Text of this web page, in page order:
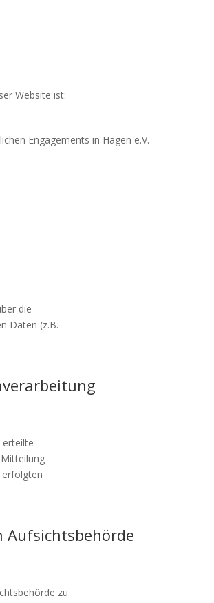
Website ist:
Engagements in Hagen e.V.
die
Daten (z.B.
erteilte
erfolgten
Aufsichtsbehörde
zu.